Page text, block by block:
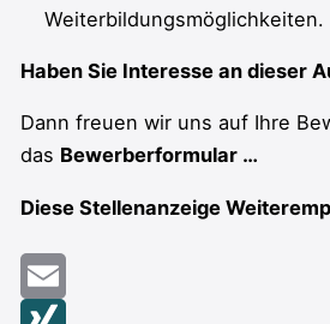
Weiterbildungsmöglichkeiten.
Haben Sie Interesse an dieser
Dann freuen wir uns auf Ihre
das Bewerberformular …
Diese Stellenanzeige